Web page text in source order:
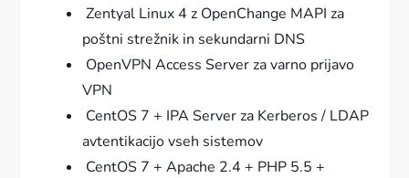
Zentyal Linux 4 z OpenChange MAPI za
poštni strežnik in sekundarni DNS
OpenVPN Access Server za varno prijavo
VPN
CentOS 7 + IPA Server za Kerberos / LDAP
avtentikacijo vseh sistemov
CentOS 7 + Apache 2.4 + PHP 5.5 +